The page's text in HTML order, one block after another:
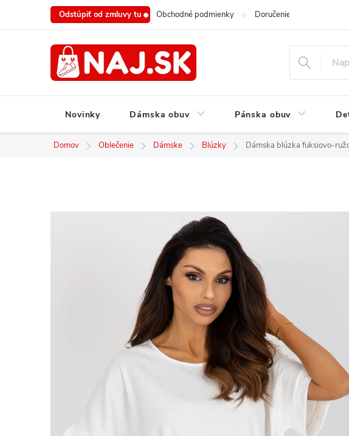
Odstúpiť od zmluvy tu Obchodné podmienky Doručenie a platba
Novinky Dámska obuv Pánska obuv
Domov Oblečenie Dámske Blúzky Dámska blúzka fuksiovo-